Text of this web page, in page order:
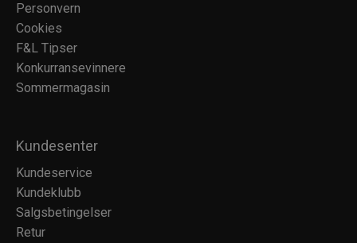
Personvern
Cookies
F&L Tipser
Konkurransevinnere
Sommermagasin
Kundesenter
Kundeservice
Kundeklubb
Salgsbetingelser
Retur